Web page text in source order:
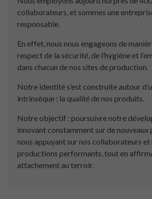
collaborateurs, et sommes une
responsable.
En effet, nous nous engageons de
respect de la sécurité, de l’hygiène et
dans chacun de nos sites de production.
Notre identité s’est construite autour
intrinsèque : la qualité de nos produits.
Notre objectif : poursuivre notre
innovant constamment sur de nouveaux
nous appuyant sur nos collaborateurs et
productions performants, tout en
attachement au terroir.